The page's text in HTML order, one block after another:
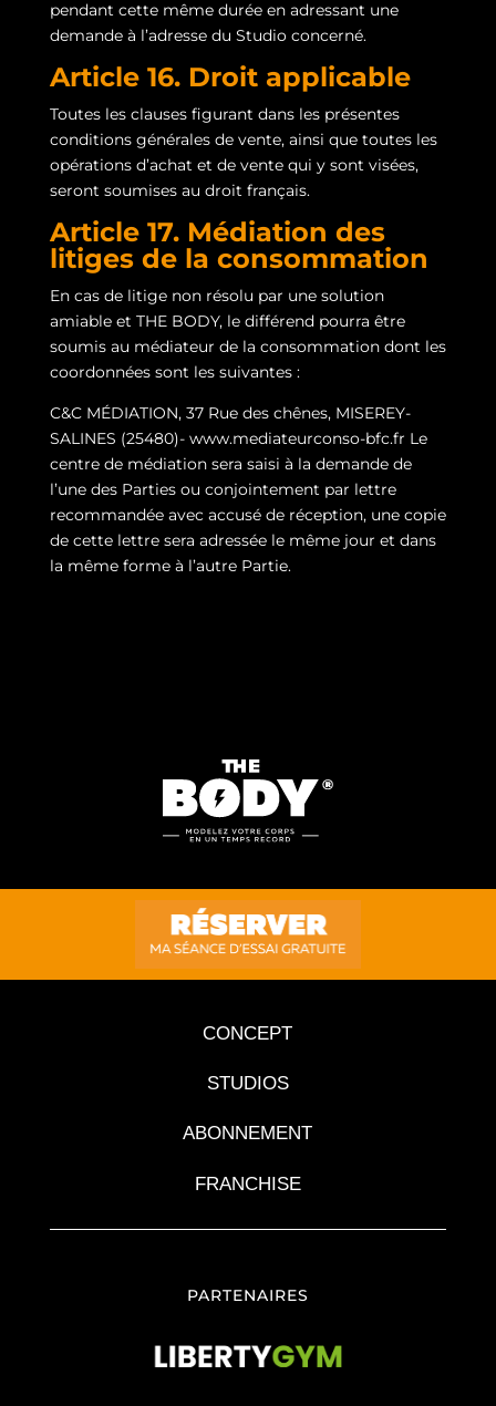
pendant cette même durée en adressant une
demande à l’adresse du Studio concerné.
Article 16. Droit applicable
Toutes les clauses figurant dans les présentes
conditions générales de vente, ainsi que toutes les
opérations d’achat et de vente qui y sont visées,
seront soumises au droit français.
Article 17. Médiation des
litiges de la consommation
En cas de litige non résolu par une solution
amiable et THE BODY, le différend pourra être
soumis au médiateur de la consommation dont les
coordonnées sont les suivantes :
C&C MÉDIATION, 37 Rue des chênes, MISEREY-
SALINES (25480)- www.mediateurconso-bfc.fr Le
centre de médiation sera saisi à la demande de
l’une des Parties ou conjointement par lettre
recommandée avec accusé de réception, une copie
de cette lettre sera adressée le même jour et dans
la même forme à l’autre Partie.
CONCEPT
STUDIOS
ABONNEMENT
FRANCHISE
PARTENAIRES